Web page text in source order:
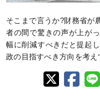
そこまで言うか?財務省が
者の間で驚きの声が上が
幅に削減すべきだと提起
政の目指すべき方向を考え